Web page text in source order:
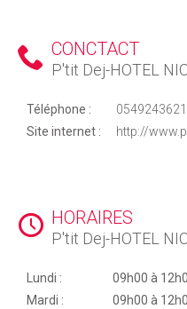
CONCTACT
P'tit Dej-HOTEL
Téléphone :
0549243621
Site internet :
http://
HORAIRES
P'tit Dej-HOTEL
Lundi :
09h00 à
Mardi :
09h00 à